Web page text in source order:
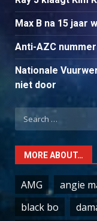
Max B na 15 jaar
Anti-AZC
Nationale
niet door
Search
for:
MORE ABOUT…
AMG angie
black bo